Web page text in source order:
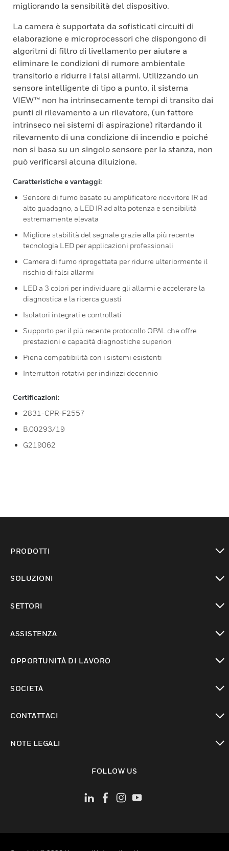
migliorando la sensibilità del dispositivo.
La camera è supportata da sofisticati circuiti di
elaborazione e microprocessori che dispongono di
algoritmi di filtro di livellamento per aiutare a
eliminare le condizioni di rumore ambientale
transitorio e ridurre i falsi allarmi. Utilizzando un
sensore intelligente di tipo a punto, il sistema
VIEW™ non ha intrinsecamente tempi di transito dai
punti di rilevamento a un rilevatore, (un fattore
intrinseco nei sistemi di aspirazione) ritardando il
rilevamento di una condizione di incendio e poiché
non si basa su un singolo sensore per la stanza, non
può verificarsi alcuna diluizione.
Caratteristiche e vantaggi:
Sensore di fumo basato su amplificatore ricevitore IR ad
alto guadagno, a LED IR ad alta potenza e sensibilità
estremamente elevata
Migliore stabilità del segnale grazie alla più recente
tecnologia LED per applicazioni professionali
Camera di fumo riprogettata per ridurre ulteriormente il
rischio di falsi allarmi
LED a 3 colori per individuare gli allarmi e accelerare la
diagnostica e la ricerca guasti
Isolatori integrati e controllati
Supporto per il più recente protocollo OPAL che offre
prestazioni e capacità diagnostiche superiori
Piena compatibilità con i sistemi esistenti
Interruttori rotativi per indirizzi decennio
Certificazioni:
2831-CPR-F2557
B.00293/19
G219062
PRODOTTI
SOLUZIONI
SETTORI
ASSISTENZA
OPPORTUNITÀ DI LAVORO
SOCIETÀ
CONTATTACI
NOTE LEGALI
FOLLOW US